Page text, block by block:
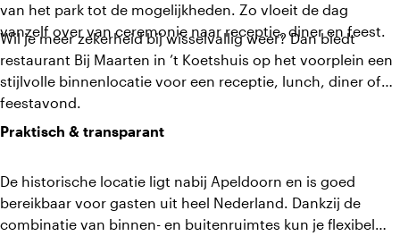
van het park tot de mogelijkheden. Zo vloeit de dag
vanzelf over van ceremonie naar receptie, diner en feest.
Wil je meer zekerheid bij wisselvallig weer? Dan biedt
restaurant Bij Maarten in ’t Koetshuis op het voorplein een
stijlvolle binnenlocatie voor een receptie, lunch, diner of
feestavond.
Praktisch & transparant
De historische locatie ligt nabij Apeldoorn en is goed
bereikbaar voor gasten uit heel Nederland. Dankzij de
combinatie van binnen- en buitenruimtes kun je flexibel